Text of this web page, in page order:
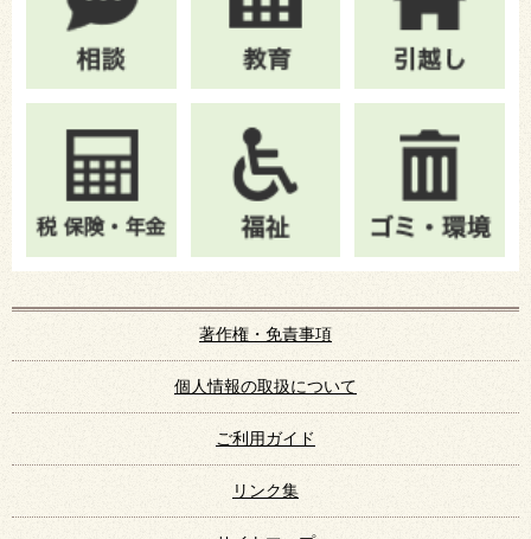
著作権・免責事項
個人情報の取扱について
ご利用ガイド
リンク集